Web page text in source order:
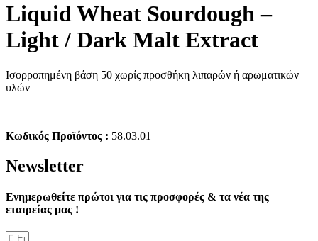
Liquid Wheat Sourdough –
Light / Dark Malt Extract
Ισορροπημένη βάση 50 χωρίς προσθήκη λιπαρών ή αρωματικών
υλών
Κωδικός Προϊόντος : 58.03.01
Νewsletter
Ενημερωθείτε πρώτοι για τις προσφορές & τα νέα της
εταιρείας μας !